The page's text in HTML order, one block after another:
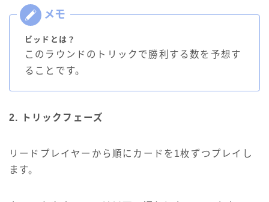
ビッドとは？
このラウンドのトリックで勝利する数を予想す
ることです。
2. トリックフェーズ
リードプレイヤーから順にカードを1枚ずつプレイし
ます。